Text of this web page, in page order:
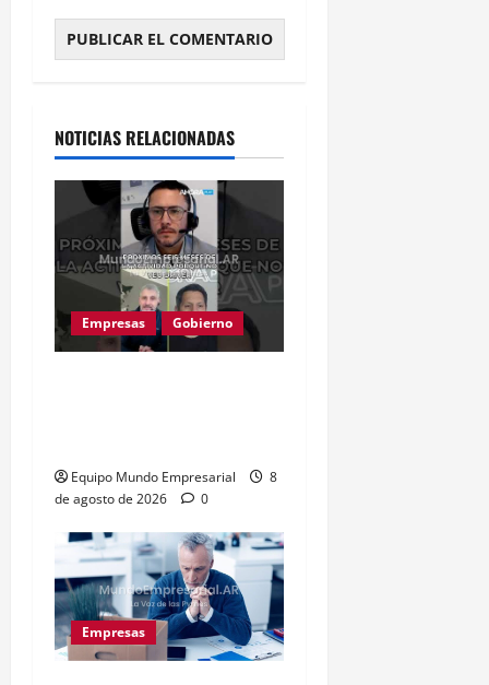
NOTICIAS RELACIONADAS
Empresas Gobierno
Equipo Mundo Empresarial
8
de agosto de 2026
0
Empresas